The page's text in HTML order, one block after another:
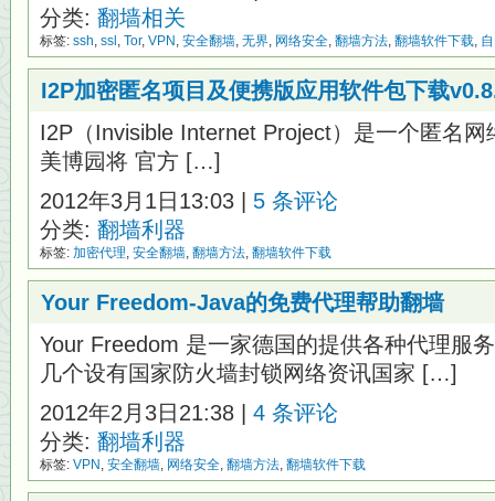
分类: 翻墙相关
标签: ssh, ssl , Tor, VPN , 安全翻墙, 无界, 网络安全, 翻墙方法, 翻墙软件下载,
I2P加密匿名项目及便携版应用软件包下载
I2P（Invisible Internet Project）是一个匿名
美博园将 官方 […]
2012年3月1日13:03 | 5 条评论
分类: 翻墙利器
标签: 加密代理, 安全翻墙, 翻墙方法, 翻墙软件下载
Your Freedom-Java的免费代理帮助翻墙
Your Freedom 是一家德国的提供各种代理服
几个设有国家防火墙封锁网络资讯国家 […]
2012年2月3日21:38 | 4 条评论
分类: 翻墙利器
标签: VPN , 安全翻墙, 网络安全, 翻墙方法, 翻墙软件下载